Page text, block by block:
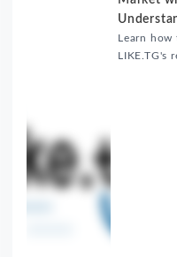
Matters
Learn
LIKE.TG's